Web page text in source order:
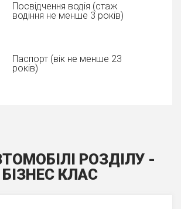
Посвідчення водія (стаж
водіння не менше 3 років)
Паспорт (вік не менше 23
років)
РОЗДІЛУ -
БIЗНЕС КЛАС